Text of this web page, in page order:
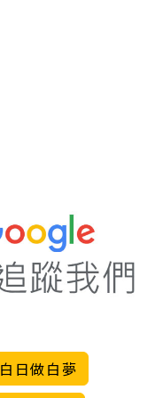
白日做白夢